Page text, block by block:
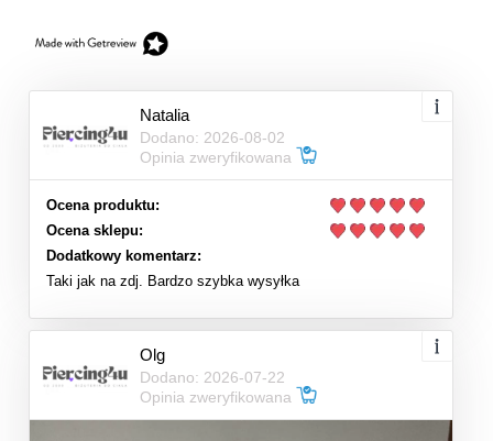
Natalia
Dodano: 2026-08-02
Opinia zweryfikowana
Ocena produktu:
Ocena sklepu:
Dodatkowy komentarz:
Taki jak na zdj. Bardzo szybka wysyłka
Olg
Dodano: 2026-07-22
Opinia zweryfikowana